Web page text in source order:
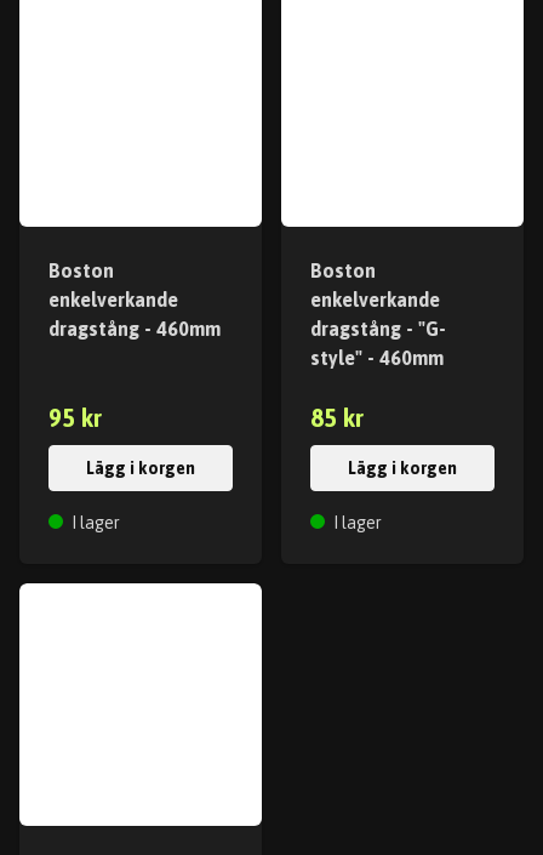
Boston
enkelverkande
dragstång - 460mm
95 kr
Lägg i korgen
I lager
Boston
enkelverkande
dragstång - "G-
style" - 460mm
85 kr
Lägg i korgen
I lager